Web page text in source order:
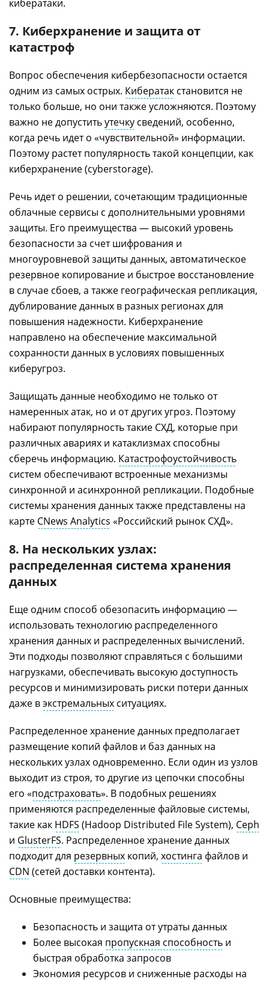
кибератаки.
7. Киберхранение и защита от
катастроф
Вопрос обеспечения кибербезопасности остается
одним из самых острых. Кибератак становится не
только больше, но они также усложняются. Поэтому
важно не допуститьутечку сведений, особенно,
когда речь идет о «чувствительной» информации.
Поэтому растет популярность такой концепции, как
киберхранение (cyberstorage).
Речь идет о решении, сочетающим традиционные
облачные сервисы с дополнительными уровнями
защиты. Его преимущества — высокий уровень
безопасности за счет шифрования и
многоуровневой защиты данных, автоматическое
резервное копирование и быстрое восстановление
в случае сбоев, а также географическая репликация,
дублирование данных в разных регионах для
повышения надежности. Киберхранение
направлено на обеспечение максимальной
сохранности данных в условиях повышенных
киберугроз.
Защищать данные необходимо не только от
намеренных атак, но и от других угроз. Поэтому
набирают популярность такие СХД, которые при
различных авариях и катаклизмах способны
сберечь информацию. Катастрофоустойчивость
систем обеспечивают встроенные механизмы
синхронной и асинхронной репликации. Подобные
системы хранения данных также представлены на
карте CNews Analytics «Российский рынок СХД».
8. На нескольких узлах:
распределенная система хранения
данных
Еще одним способ обезопасить информацию —
использовать технологию распределенного
хранения данных и распределенных вычислений.
Эти подходы позволяют справляться с большими
нагрузками, обеспечивать высокую доступность
ресурсов и минимизировать риски потери данных
даже вэкстремальных ситуациях.
Распределенное хранение данных предполагает
размещение копий файлов и баз данных на
нескольких узлах одновременно. Если один из узлов
выходит из строя, то другие из цепочки способны
его «подстраховать». В подобных решениях
применяются распределенные файловые системы,
такие как HDFS (Hadoop Distributed File System), Ceph
и GlusterFS. Распределенное хранение данных
подходит для резервных копий, хостинга файлов и
CDN (сетей доставки контента).
Основные преимущества:
Безопасность и защита от утраты данных
Более высокая пропускная способность и
быстрая обработка запросов
Экономия ресурсов и сниженные расходы на